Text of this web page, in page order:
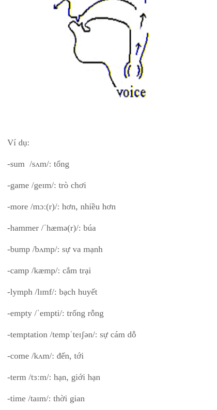
Ví dụ:
-sum /sʌm/: tổng
-game /geɪm/: trò chơi
-more /mɔː(r)/: hơn, nhiều hơn
-hammer /ˈhæmə(r)/: búa
-bump /bʌmp/: sự va mạnh
-camp /kæmp/: cắm trại
-lymph /lɪmf/: bạch huyết
-empty /ˈempti/: trống rỗng
-temptation /tempˈteɪʃən/: sự cám dỗ
-come /kʌm/: đến, tới
-term /tɜːm/: hạn, giới hạn
-time /taɪm/: thời gian